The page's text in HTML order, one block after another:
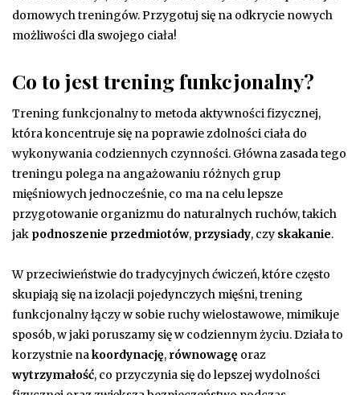
domowych treningów. Przygotuj się na odkrycie nowych
możliwości dla swojego ciała!
Co to jest trening funkcjonalny?
Trening funkcjonalny to metoda aktywności fizycznej,
która koncentruje się na poprawie zdolności ciała do
wykonywania codziennych czynności. Główna zasada tego
treningu polega na angażowaniu różnych grup
mięśniowych jednocześnie, co ma na celu lepsze
przygotowanie organizmu do naturalnych ruchów, takich
jak podnoszenie przedmiotów, przysiady, czy skakanie.
W przeciwieństwie do tradycyjnych ćwiczeń, które często
skupiają się na izolacji pojedynczych mięśni, trening
funkcjonalny łączy w sobie ruchy wielostawowe, mimikuje
sposób, w jaki poruszamy się w codziennym życiu. Działa to
korzystnie nakoordynację, równowagę oraz
wytrzymałość, co przyczynia się do lepszej wydolności